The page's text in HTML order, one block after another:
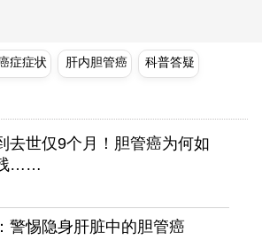
症症状 肝内胆管癌 科普答疑
去世仅9个月！胆管癌为何如
……
警惕隐身肝脏中的胆管癌